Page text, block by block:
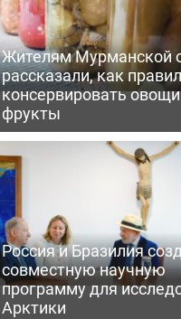
Жителям Мурманской
рассказали, как
консервировать
фрукты
Россия и Бразилия
совместную научную
программу для
Арктики